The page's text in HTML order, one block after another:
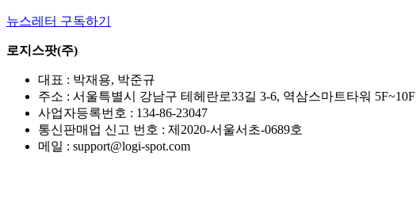
뉴스레터 구독하기
로지스팟(주)
대표 : 박재용, 박준규
주소 : 서울특별시 강남구 테헤란로33길 3-6, 역삼스마트타워 5F~10F
사업자등록번호 : 134-86-23047
통신판매업 신고 번호 : 제2020-서울서초-0689호
메일 : support@logi-spot.com